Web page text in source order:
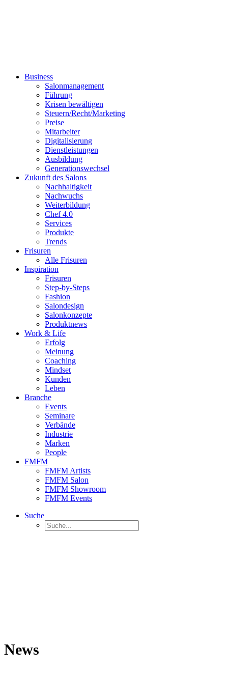
Business
Salonmanagement
Führung
Krisen bewältigen
Steuern/Recht/Marketing
Preise
Mitarbeiter
Digitalisierung
Dienstleistungen
Ausbildung
Generationswechsel
Zukunft des Salons
Nachhaltigkeit
Nachwuchs
Weiterbildung
Chef 4.0
Services
Produkte
Trends
Frisuren
Alle Frisuren
Inspiration
Frisuren
Step-by-Steps
Fashion
Salondesign
Salonkonzepte
Produktnews
Work & Life
Erfolg
Meinung
Coaching
Mindset
Kunden
Leben
Branche
Events
Seminare
Verbände
Industrie
Marken
People
FMFM
FMFM Artists
FMFM Salon
FMFM Showroom
FMFM Events
Suche
News